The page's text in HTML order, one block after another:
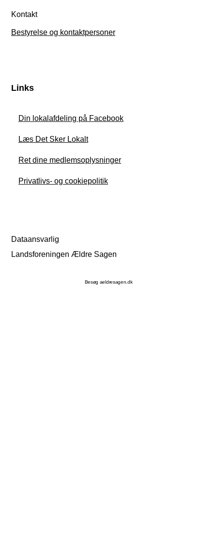
Kontakt
Bestyrelse og kontaktpersoner
Links
Din lokalafdeling på Facebook
Læs Det Sker Lokalt
Ret dine medlemsoplysninger
Privatlivs- og cookiepolitik
Dataansvarlig
Landsforeningen Ældre Sagen
Besøg aeldresagen.dk